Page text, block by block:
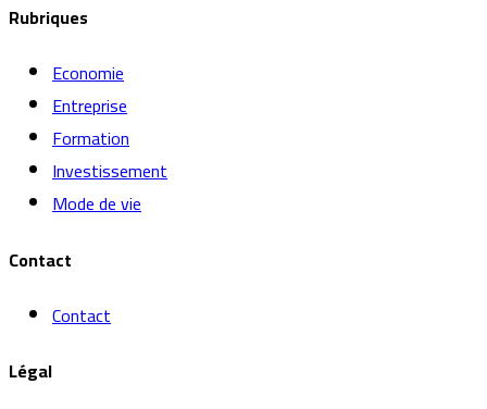
Rubriques
Economie
Entreprise
Formation
Investissement
Mode de vie
Contact
Contact
Légal